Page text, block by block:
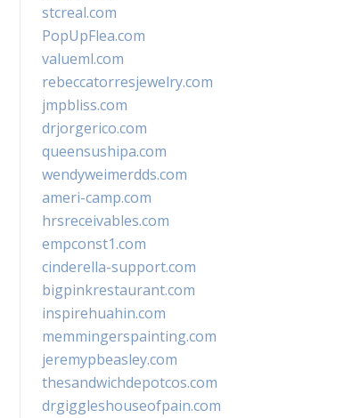
stcreal.com
PopUpFlea.com
valueml.com
rebeccatorresjewelry.com
jmpbliss.com
drjorgerico.com
queensushipa.com
wendyweimerdds.com
ameri-camp.com
hrsreceivables.com
empconst1.com
cinderella-support.com
bigpinkrestaurant.com
inspirehuahin.com
memmingerspainting.com
jeremypbeasley.com
thesandwichdepotcos.com
drgiggleshouseofpain.com